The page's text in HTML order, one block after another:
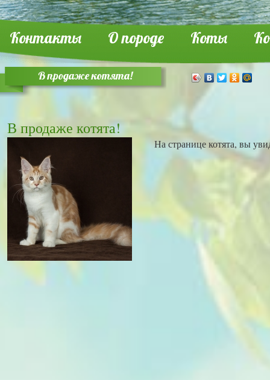
Контакты О породе Коты
В продаже котята!
В продаже котята!
На странице котята, вы